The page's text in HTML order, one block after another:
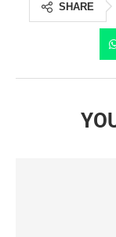
SHARE